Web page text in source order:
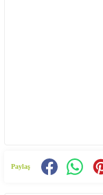
Paylaş